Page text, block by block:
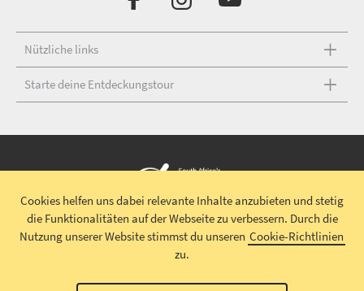
Nützliche links
Starte deine Entdeckungstour
Urheberrecht © 2026 South African TourismHaftungsausschluss
Datenschutz| Impressum|Allgemeine Geschäftsbedingungen|
Teilnahmebedingungen
Cookies helfen uns dabei relevante Inhalte anzubieten und stetig
die Funktionalitäten auf der Webseite zu verbessern. Durch die
Nutzung unserer Website stimmst du unseren Cookie-Richtlinien
zu.